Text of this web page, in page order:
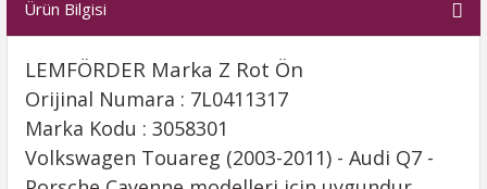
Ürün Bilgisi
LEMFÖRDER Marka Z Rot Ön
Orijinal Numara : 7L0411317
Marka Kodu : 3058301
Volkswagen Touareg (2003-2011) - Audi Q7 -